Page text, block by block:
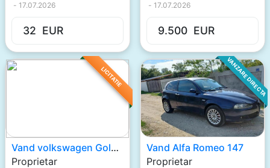
- 17.07.2026
32 EUR
- 17.07.2026
9.500 EUR
LICITATIE
Vand volkswagen Gold V
Proprietar
VANZARE DIRECTA
Vand Alfa Romeo 147
Proprietar